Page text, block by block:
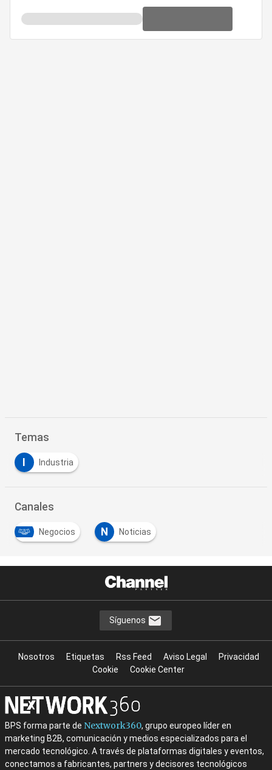
Temas
Industria
Canales
Negocios N Noticias
Síguenos
Nosotros Etiquetas Rss Feed Aviso Legal
Privacidad
Cookie
Cookie Center
BPS forma parte de Nextwork360, grupo europeo líder en
marketing B2B, comunicación y medios especializados para el
mercado tecnológico. A través de plataformas digitales y eventos,
conectamos a fabricantes, partners y decisores tecnológicos